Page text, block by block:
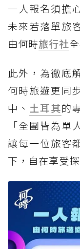
一人報名須擔
未來若落單旅
由何時旅行社
此外，為徹底
何時旅遊更同
中、 土耳其的
「全團皆為單
讓每一位旅客
下，自在享受